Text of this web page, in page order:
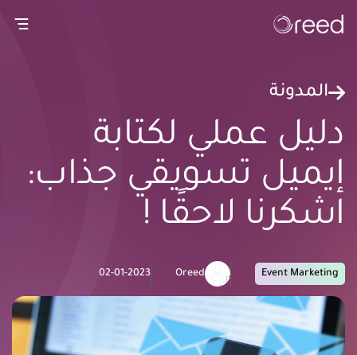
المدونة
دليل عملي لكتابة
إيميل تسويقي جذاب:
اشكرنا لاحقًا !
Event Marketing
Oreed
02-01-2023